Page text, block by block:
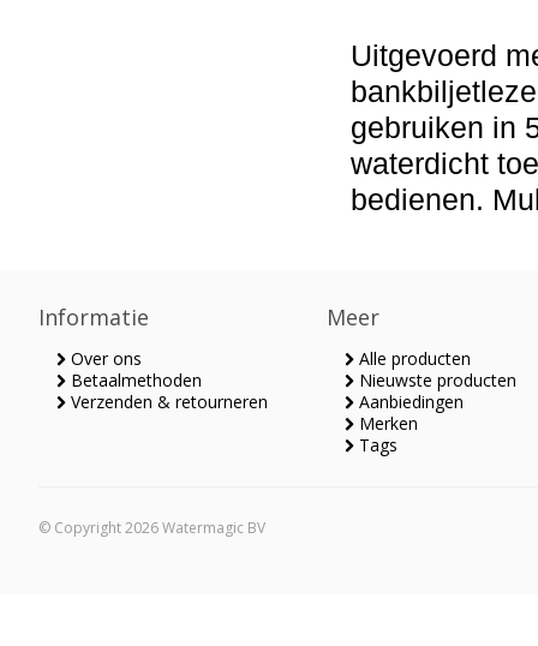
Uitgevoerd
gebruiken in
waterdicht
bedienen.
Informatie
Over ons
Betaalmethoden
Verzenden & retourneren
Meer
Alle producten
Nieuwste producten
Aanbiedingen
Merken
Tags
© Copyright 2026 Watermagic BV